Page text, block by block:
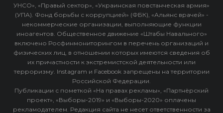
УНСО», «Правый сектор», «Украинская повстанческая армия»
(УПА). Фонд борьбы с коррупцией» (ФБК), «Альянс врачей» -
некоммерческие организации, выполняющие функции
иноагентов. Общественное движение «Штабы Навального»
включено Росфинмониторингом в перечень организаций и
физических лиц, в отношении которых имеются сведения об
их причастности к экстремистской деятельности или
терроризму. Instagram и Facebook запрещены на территории
Российской Федерации.
Публикации с пометкой «На правах рекламы», «Партнёрский
проект», «Выборы-2019» и «Выборы-2020» оплачены
рекламодателем. Редакция сайта не несет ответственности за